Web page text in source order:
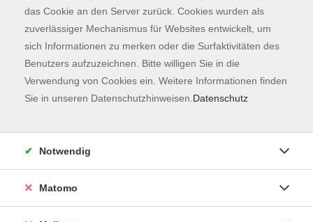
Kontaktformular
Impressum
AGB
Datenschutzerklärung
das Cookie an den Server zurück. Cookies wurden als
zuverlässiger Mechanismus für Websites entwickelt, um
sich Informationen zu merken oder die Surfaktivitäten des
Benutzers aufzuzeichnen. Bitte willigen Sie in die
Verwendung von Cookies ein. Weitere Informationen finden
Sie in unseren Datenschutzhinweisen. Datenschutz
Notwendig
Matomo